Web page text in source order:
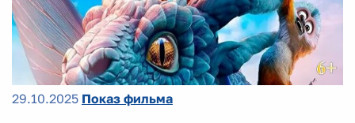
29.10.2025 Показ фильма